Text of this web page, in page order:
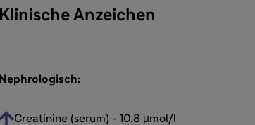
Klinische Anzeichen
Nephrologisch:
Creatinine (serum) - 10.8 µmol/l